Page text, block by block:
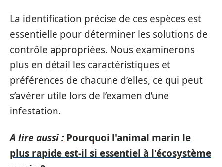
La identification précise de ces espèces est
essentielle pour déterminer les solutions de
contrôle appropriées. Nous examinerons
plus en détail les caractéristiques et
préférences de chacune d’elles, ce qui peut
s’avérer utile lors de l’examen d’une
infestation.
A lire aussi : Pourquoi l'animal marin le
plus rapide est-il si essentiel à l'écosystème